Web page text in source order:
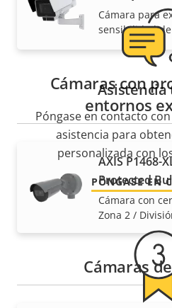
Cámara para
sensibilidad
Cámaras con
entornos
AXIS P1468-
Protected
Cámara con
Zona 2 /
Cámaras
Asistencia
Póngase en contacto
asistencia para
personalizada con
PÓNGASE EN